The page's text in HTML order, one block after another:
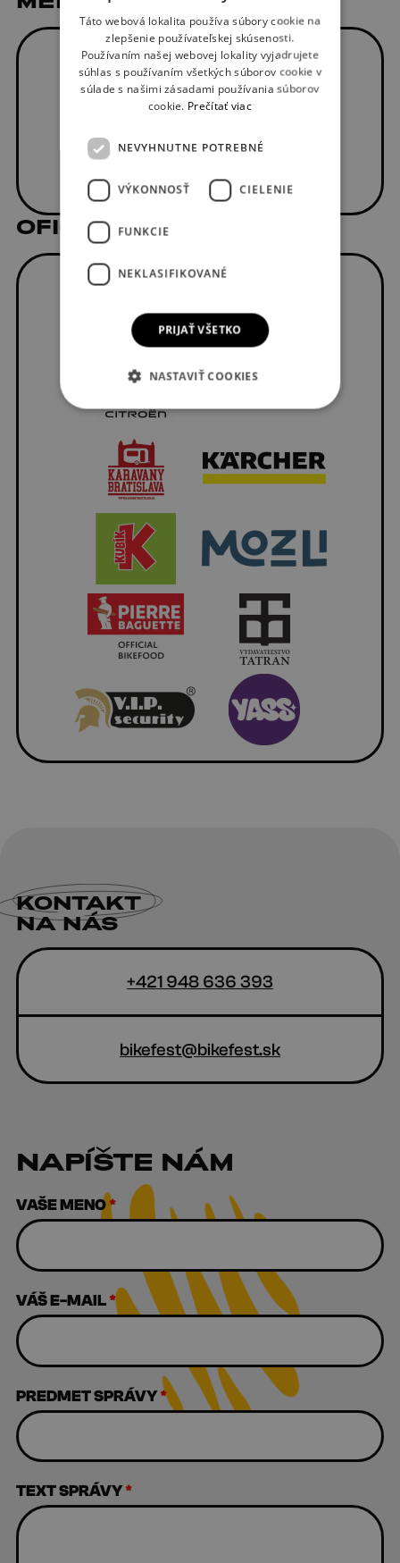
OFICIÁLNI DODÁVATELIA
KONTAKT
NA NÁS
+421 948 636 393
bikefest@bikefest.sk
NAPÍŠTE NÁM
VAŠE MENO*
VÁŠ E-MAIL*
PREDMET SPRÁVY*
TEXT SPRÁVY*
ENGLISH
Táto webová lokalita používa súbory cookie na
zlepšenie používateľskej skúsenosti.
Používaním našej webovej lokality vyjadrujete
súhlas s používaním všetkých súborov cookie v
súlade s našimi zásadami používania súborov
cookie. Prečítať viac
NEVYHNUTNE POTREBNÉ
VÝKONNOSŤ CIELENIE
FUNKCIE
NEKLASIFIKOVANÉ
PRIJAŤ VŠETKO
NASTAVIŤ COOKIES